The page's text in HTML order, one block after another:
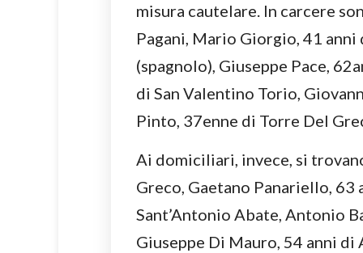
misura cautelare. In carcere
Pagani, Mario Giorgio, 41 anni
(spagnolo), Giuseppe Pace,
di San Valentino Torio,
Pinto, 37enne di Torre Del
Ai domiciliari, invece, si
Greco, Gaetano Panariello, 63
Sant’Antonio Abate, Antonio
Giuseppe Di Mauro, 54 anni di